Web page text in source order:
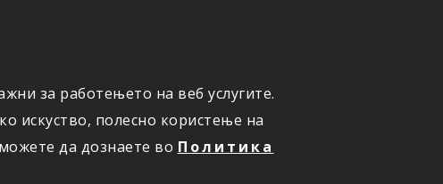
за работењето на веб услугите.
искуство, полесно користење на
да дознаете во Политика
ОНЛАЈН ПРИЈАВИ ШТЕТА